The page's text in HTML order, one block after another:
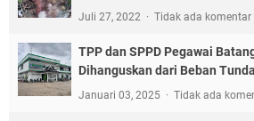
Juli 27, 2022 Tidak ada komentar
TPP dan SPPD Pegawai
Dihanguskan dari Beban
Januari 03, 2025 Tidak ada